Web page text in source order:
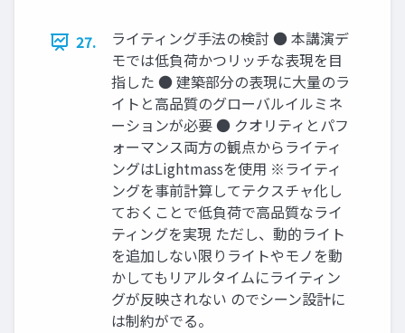
27.
ライティング手法の検討 ● 本講演デ
モでは低負荷かつリッチな表現を目
指した ● 建築部分の表現に大量のラ
イトと高品質のグローバルイルミネ
ーションが必要 ● クオリティとパフ
ォーマンス両方の観点からライティ
ングはLightmassを使用 ※ライティ
ングを事前計算してテクスチャ化し
ておくことで低負荷で高品質なライ
ティングを実現 ただし、動的ライト
を追加しない限りライトやモノを動
かしてもリアルタイムにライティン
グが反映されない のでシーン設計に
は制約がでる。